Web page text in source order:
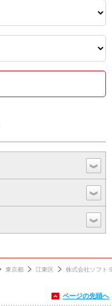
東京都 江東区 株式会社ソフト
ページの先頭へ